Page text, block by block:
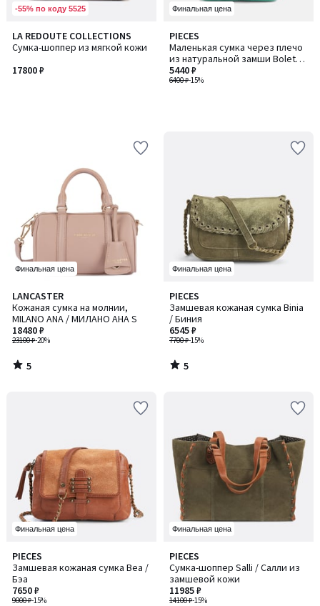
-55% по коду 5525
LA REDOUTE COLLECTIONS
Сумка-шоппер из мягкой кожи
17800 ₽
Финальная цена
PIECES
Маленькая сумка через плечо
из натуральной замши Bolette
/ Болетт
6400 ₽-15%
5440 ₽
Финальная цена
LANCASTER
Кожаная сумка на молнии,
MILANO ANA / МИЛАНО АНА S
23100 ₽-20%
18480 ₽
5
/
5
5
/
Финальная цена
PIECES
Замшевая кожаная сумка Binia
/ Биния
7700 ₽-15%
6545 ₽
5
/
5
5
/
Финальная цена
PIECES
Замшевая кожаная сумка Bea /
Бэа
9000 ₽-15%
7650 ₽
Финальная цена
PIECES
Сумка-шоппер Salli / Салли из
замшевой кожи
14100 ₽-15%
11985 ₽